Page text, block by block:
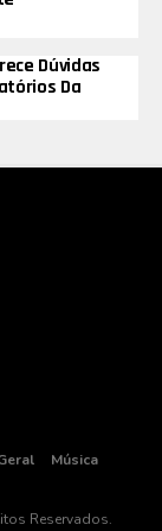
Dúvidas
Da
Música
Reservados.